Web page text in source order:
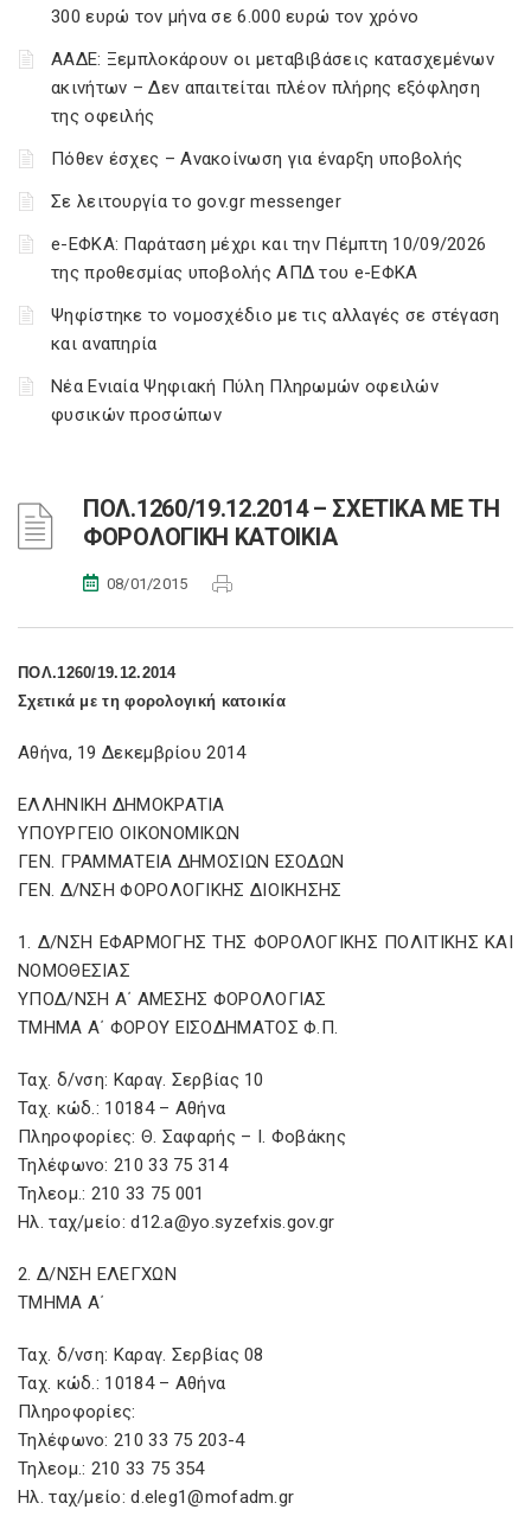
300 ευρώ τον μήνα σε 6.000 ευρώ τον χρόνο
ΑΑΔΕ: Ξεμπλοκάρουν οι μεταβιβάσεις κατασχεμένων
ακινήτων – Δεν απαιτείται πλέον πλήρης εξόφληση
της οφειλής
Πόθεν έσχες – Ανακοίνωση για έναρξη υποβολής
Σε λειτουργία το gov.gr messenger
e-ΕΦΚΑ: Παράταση μέχρι και την Πέμπτη 10/09/2026
της προθεσμίας υποβολής ΑΠΔ του e-ΕΦΚΑ
Ψηφίστηκε το νομοσχέδιο με τις αλλαγές σε στέγαση
και αναπηρία
Νέα Ενιαία Ψηφιακή Πύλη Πληρωμών οφειλών
φυσικών προσώπων
ΠΟΛ.1260/19.12.2014 – ΣΧΕΤΙΚΑ ΜΕ ΤΗ
ΦΟΡΟΛΟΓΙΚΗ ΚΑΤΟΙΚΙΑ
08/01/2015
ΠΟΛ.1260/19.12.2014
Σχετικά με τη φορολογική κατοικία
Αθήνα, 19 Δεκεμβρίου 2014
ΕΛΛΗΝΙΚΗ ΔΗΜΟΚΡΑΤΙΑ
ΥΠΟΥΡΓΕΙΟ ΟΙΚΟΝΟΜΙΚΩΝ
ΓΕΝ. ΓΡΑΜΜΑΤΕΙΑ ΔΗΜΟΣΙΩΝ ΕΣΟΔΩΝ
ΓΕΝ. Δ/ΝΣΗ ΦΟΡΟΛΟΓΙΚΗΣ ΔΙΟΙΚΗΣΗΣ
1. Δ/ΝΣΗ ΕΦΑΡΜΟΓΗΣ ΤΗΣ ΦΟΡΟΛΟΓΙΚΗΣ ΠΟΛΙΤΙΚΗΣ ΚΑΙ
ΝΟΜΟΘΕΣΙΑΣ
ΥΠΟΔ/ΝΣΗ Α΄ ΑΜΕΣΗΣ ΦΟΡΟΛΟΓΙΑΣ
ΤΜΗΜΑ Α΄ ΦΟΡΟΥ ΕΙΣΟΔΗΜΑΤΟΣ Φ.Π.
Ταχ. δ/νση: Καραγ. Σερβίας 10
Ταχ. κώδ.: 10184 – Αθήνα
Πληροφορίες: Θ. Σαφαρής – Ι. Φοβάκης
Τηλέφωνο: 210 33 75 314
Τηλεομ.: 210 33 75 001
Ηλ. ταχ/μείο: d12.a@yo.syzefxis.gov.gr
2. Δ/ΝΣΗ ΕΛΕΓΧΩΝ
ΤΜΗΜΑ Α΄
Ταχ. δ/νση: Καραγ. Σερβίας 08
Ταχ. κώδ.: 10184 – Αθήνα
Πληροφορίες:
Τηλέφωνο: 210 33 75 203-4
Τηλεομ.: 210 33 75 354
Ηλ. ταχ/μείο: d.eleg1@mofadm.gr